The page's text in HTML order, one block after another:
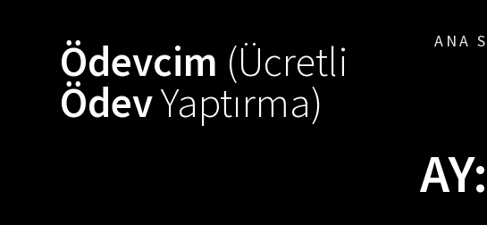
Ödevcim (Ücretli
ÖdevYaptırma)
ANA
AY: